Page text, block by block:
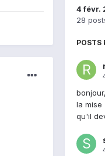
4 févr.
28
POSTS
la mise
qu'il